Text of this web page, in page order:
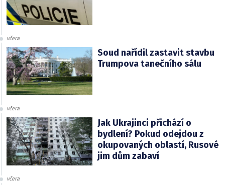
včera
Soud nařídil zastavit stavbu
Trumpova tanečního sálu
včera
Jak Ukrajinci přichází o
bydlení? Pokud odejdou z
okupovaných oblastí, Rusové
jim dům zabaví
včera